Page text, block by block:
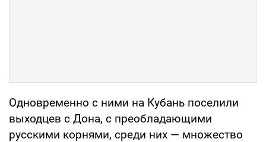
Одновременно с ними на Кубань поселили
выходцев с Дона, с преобладающими
русскими корнями, среди них — множество